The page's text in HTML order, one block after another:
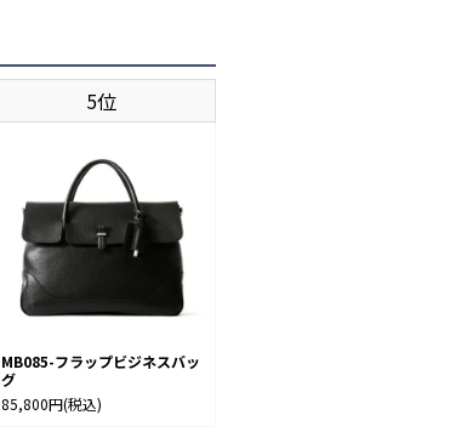
5位
MB085-フラップビジネスバッ
グ
85,800円(税込)